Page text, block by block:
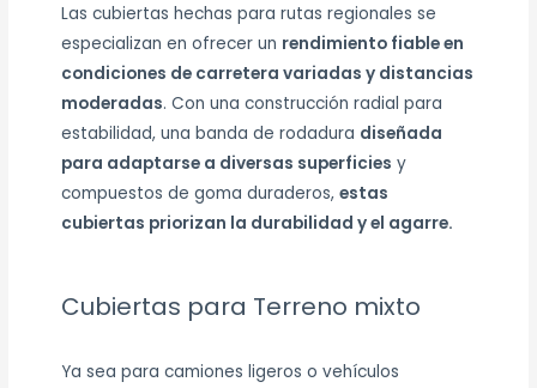
Las cubiertas hechas para rutas regionales se
especializan en ofrecer un rendimiento fiable en
condiciones de carretera variadas y distancias
moderadas. Con una construcción radial para
estabilidad, una banda de rodadura diseñada
para adaptarse a diversas superficies y
compuestos de goma duraderos,estas
cubiertas priorizan la durabilidad y el agarre.
Cubiertas para Terreno mixto
Ya sea para camiones ligeros o vehículos